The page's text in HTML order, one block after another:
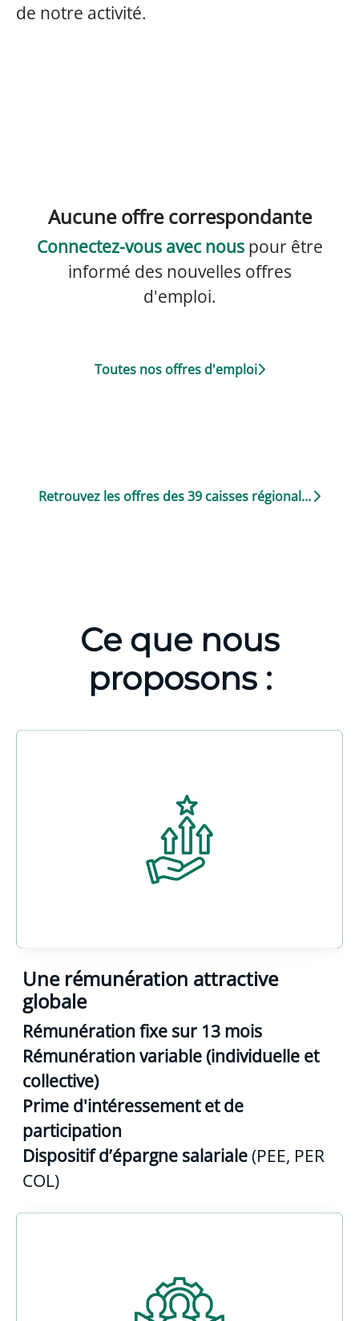
de notre activité.
Aucune offre correspondante
Connectez-vous avec nouspour être
informé des nouvelles offres
d'emploi.
Toutes nos offres d'emploi
Retrouvez les offres des 39 caisses régionales
Ce que nous
proposons :
Une rémunération attractive
globale
Rémunération fixe sur 13 mois
Rémunération variable (individuelle et
collective)
Prime d'intéressement et de
participation
Dispositif d’épargne salariale(PEE, PER
COL)